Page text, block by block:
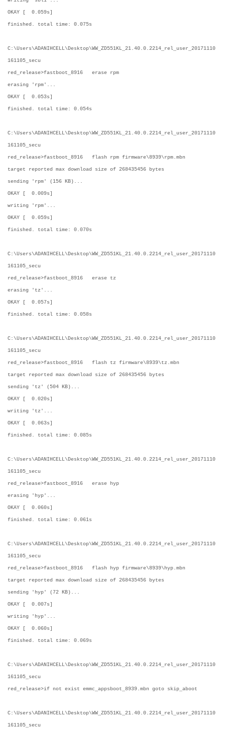
OKAY [ 0.059s]
finished. total time: 0.075s
C:\Users\ADANIHCELL\Desktop\WW_ZD551KL_21.40.0.2214_rel_user_20171110
161105_secu
red_release>fastboot_8916 erase rpm
erasing 'rpm'...
OKAY [ 0.053s]
finished. total time: 0.054s
C:\Users\ADANIHCELL\Desktop\WW_ZD551KL_21.40.0.2214_rel_user_20171110
161105_secu
red_release>fastboot_8916 flash rpm firmware\8939\rpm.mbn
target reported max download size of 268435456 bytes
sending 'rpm' (156 KB)...
OKAY [ 0.009s]
writing 'rpm'...
OKAY [ 0.059s]
finished. total time: 0.070s
C:\Users\ADANIHCELL\Desktop\WW_ZD551KL_21.40.0.2214_rel_user_20171110
161105_secu
red_release>fastboot_8916 erase tz
erasing 'tz'...
OKAY [ 0.057s]
finished. total time: 0.058s
C:\Users\ADANIHCELL\Desktop\WW_ZD551KL_21.40.0.2214_rel_user_20171110
161105_secu
red_release>fastboot_8916 flash tz firmware\8939\tz.mbn
target reported max download size of 268435456 bytes
sending 'tz' (504 KB)...
OKAY [ 0.020s]
writing 'tz'...
OKAY [ 0.063s]
finished. total time: 0.085s
C:\Users\ADANIHCELL\Desktop\WW_ZD551KL_21.40.0.2214_rel_user_20171110
161105_secu
red_release>fastboot_8916 erase hyp
erasing 'hyp'...
OKAY [ 0.060s]
finished. total time: 0.061s
C:\Users\ADANIHCELL\Desktop\WW_ZD551KL_21.40.0.2214_rel_user_20171110
161105_secu
red_release>fastboot_8916 flash hyp firmware\8939\hyp.mbn
target reported max download size of 268435456 bytes
sending 'hyp' (72 KB)...
OKAY [ 0.007s]
writing 'hyp'...
OKAY [ 0.060s]
finished. total time: 0.069s
C:\Users\ADANIHCELL\Desktop\WW_ZD551KL_21.40.0.2214_rel_user_20171110
161105_secu
red_release>if not exist emmc_appsboot_8939.mbn goto skip_aboot
C:\Users\ADANIHCELL\Desktop\WW_ZD551KL_21.40.0.2214_rel_user_20171110
161105_secu